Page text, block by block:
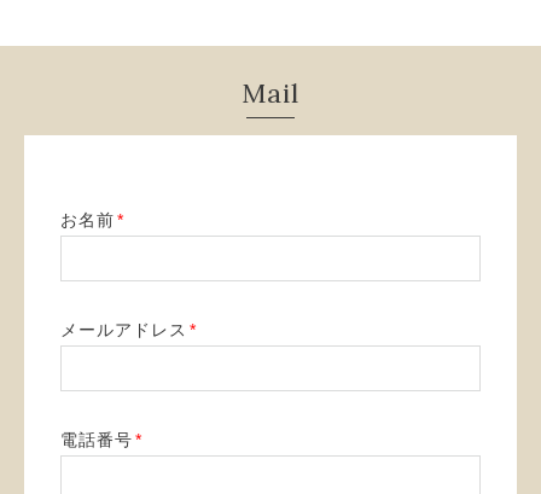
Mail
お名前*
メールアドレス *
電話番号*